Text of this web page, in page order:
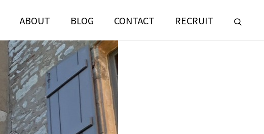
ABOUT BLOG CONTACT RECRUIT